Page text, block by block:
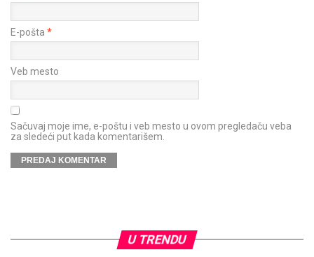
E-pošta *
Veb mesto
Sačuvaj moje ime, e-poštu i veb mesto u ovom pregledaču veba
za sledeći put kada komentarišem.
U TRENDU